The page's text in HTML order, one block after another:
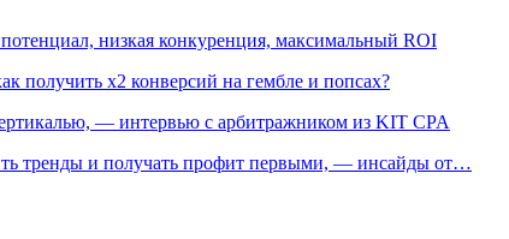
низкая конкуренция, максимальный ROI
получить х2 конверсий на гембле и попсах?
— интервью с арбитражником из KIT CPA
тренды и получать профит первыми, — инсайды от…